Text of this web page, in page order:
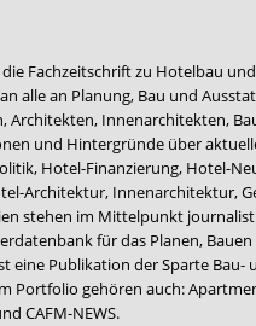
Fachzeitschrift zu Hotelbau
alle an Planung, Bau und
Architekten, Innenarchitekten,
und Hintergründe über
Hotel-Finanzierung, Hotel-
Architektur, Innenarchitektur,
stehen im Mittelpunkt
für das Planen,
eine Publikation der Sparte
Portfolio gehören auch:
CAFM-NEWS.